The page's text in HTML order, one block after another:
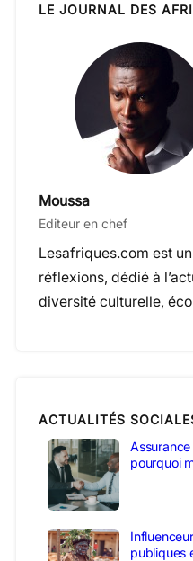
LE JOURNAL DES
Moussa
Editeur en chef
Lesafriques.com est
réflexions, dédié à
diversité culturelle,
ACTUALITÉS
pourquoi
publiques